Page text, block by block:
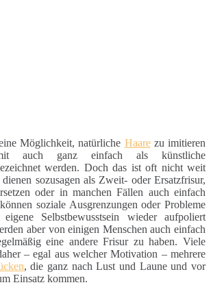
Möglichkeit, natürliche Haarezu imitieren
auch ganz einfach als künstliche
werden. Doch das ist oft nicht weit
sozusagen als Zweit- oder Ersatzfrisur,
oder in manchen Fällen auch einfach
soziale Ausgrenzungen oder Probleme
Selbstbewusstsein wieder aufpoliert
aber von einigen Menschen auch einfach
eine andere Frisur zu haben. Viele
– egal aus welcher Motivation – mehrere
, die ganz nach Lust und Laune und vor
Einsatz kommen.